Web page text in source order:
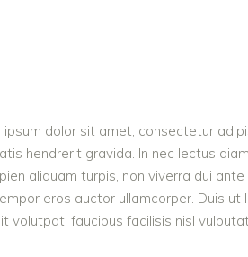
ipsum dolor sit amet, consectetur
hendrerit gravida. In nec lectus
aliquam turpis, non viverra dui
eros auctor ullamcorper. Duis
volutpat, faucibus facilisis nisl